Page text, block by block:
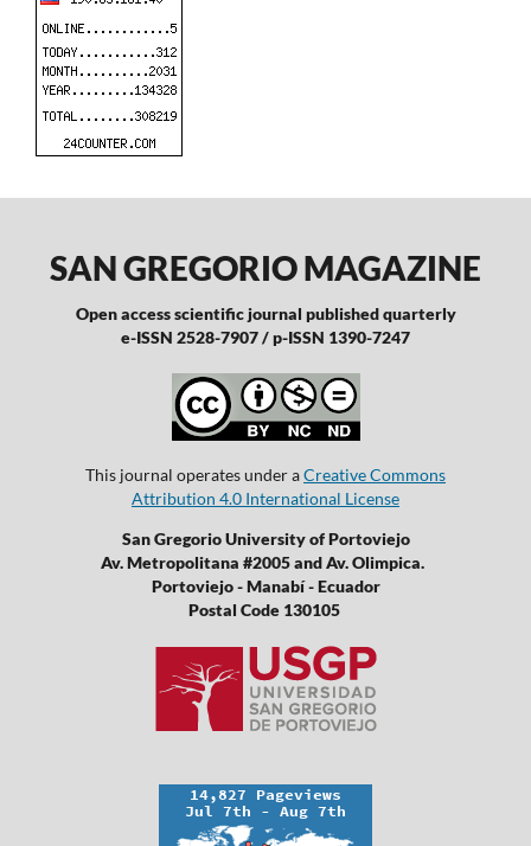
SAN GREGORIO MAGAZINE
Open access scientific journal published quarterly
e-ISSN 2528-7907 / p-ISSN 1390-7247
This journal operates under aCreative Commons
Attribution 4.0 International License
San Gregorio University of Portoviejo
Av. Metropolitana #2005 and Av. Olimpica.
Portoviejo - Manabí - Ecuador
Postal Code 130105